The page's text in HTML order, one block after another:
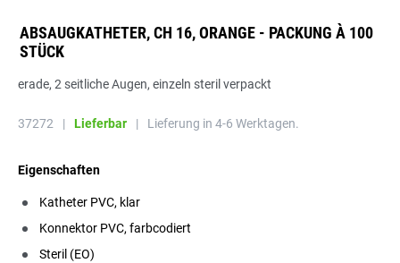
ABSAUGKATHETER, CH 16, ORANGE - PACKUNG À 100
STÜCK
erade, 2 seitliche Augen, einzeln steril verpackt
37272 | Lieferbar | Lieferung in 4-6 Werktagen.
Eigenschaften
Katheter PVC, klar
Konnektor PVC, farbcodiert
Steril (EO)